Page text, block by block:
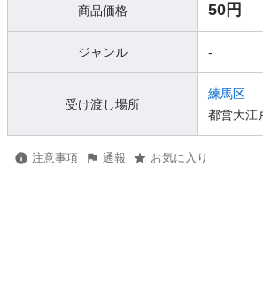
商品価格 50円
ジャンル -
受け渡し場所
練馬区
都営大江
注意事項 通報 お気に入り